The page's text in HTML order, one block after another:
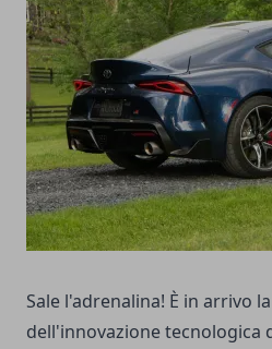
Sale l'adrenalina! È in arrivo la
dell'innovazione tecnologica